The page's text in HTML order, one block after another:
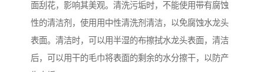
面刮花，影响其美观。清洗污垢时，不能使用带有腐蚀
性的清洁剂，使用用中性清洗剂清洁，以免腐蚀水龙头
表面。清洁时，可以用半湿的布擦拭水龙头表面，清洁
后，可以用干的毛巾将表面的剩余的水分擦干，以防产